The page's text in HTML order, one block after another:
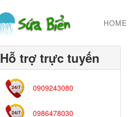
HOME
Hỗ trợ trực tuyến
0909243080
0986478030